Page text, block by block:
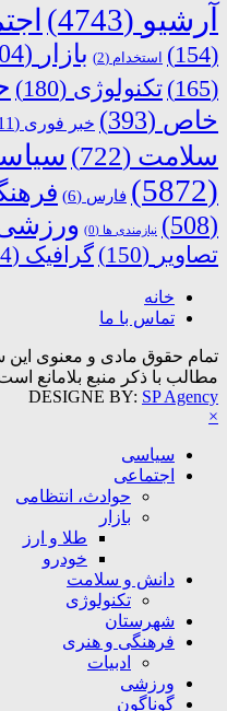
آرشیو (4743)
(154)
استخدام (2) بازار (404)
(165)
تکنولوژی (180)
خاص (393) خبر فوری (11)
سلامت (722)
(5872)
فارس (6)
(508)
نیازمندی ها (0)
تصاویر (150) گرافیک (114)
خانه
تماس با ما
تمام حقوق مادی و معنوی این
مطالب با ذکر منبع بلامانع
DESIGNE BY: SP Agency
×
سیاسی
اجتماعی
حوادث، انتظامی
بازار
طلا و ارز
خودرو
دانش و سلامت
تکنولوژی
شهرستان
فرهنگی و هنری
ادبیات
ورزشی
گوناگون